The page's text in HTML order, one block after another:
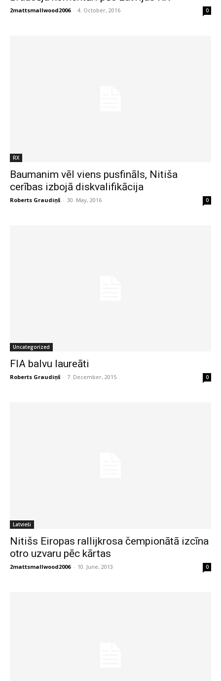
2mattsmallwood2006 - 4. October, 2016 0
RX
Baumanim vēl viens pusfināls, Nitiša
cerības izbojā diskvalifikācija
Roberts Graudiņš - 30. May, 2016 0
Uncategorized
FIA balvu laureāti
Roberts Graudiņš - 7. December, 2015 0
Latvieši
Nitišs Eiropas rallijkrosa čempionātā izcīna
otro uzvaru pēc kārtas
2mattsmallwood2006 - 10. June, 2013 0